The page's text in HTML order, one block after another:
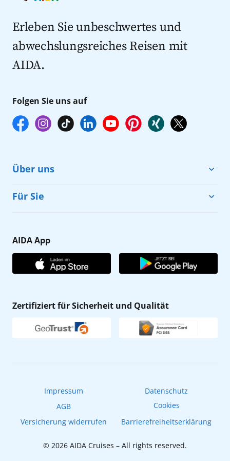
Kreuzfahrten 2027
Erleben Sie unbeschwertes und
abwechslungsreiches Reisen mit
AIDA.
Folgen Sie uns auf
Über uns
Cruise & Help
Karriere
Affiliateprogramm
Verhaltens- & Ethikkodex
Newsletter
Für Sie
Gästefragebogen
AIDA Club
AIDA App
Zertifiziert für Sicherheit und Qualität
Impressum
Datenschutz
AGB
Cookies
Versicherung widerrufen
Barrierefreiheitserklärung
© 2026 AIDA Cruises – All rights reserved.